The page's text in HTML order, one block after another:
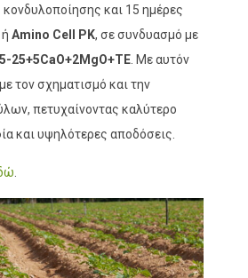
κονδυλοποίησης και 15 ημέρες
ή Amino Cell PK, σε συνδυασμό με
25+5CaO+2MgO+TE . Με αυτόν
τον σχηματισμό και την
πετυχαίνοντας καλύτερο
και υψηλότερες αποδόσεις.